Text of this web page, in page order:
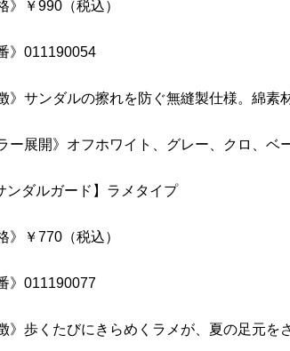
》￥990（税込）
》011190054
》サンダルの擦れを防ぐ無縫製仕様。綿素
ー展開》オフホワイト、グレー、クロ、ベ
ンダルガード】ラメタイプ
》￥770（税込）
》011190077
》歩くたびにきらめくラメが、夏の足元を